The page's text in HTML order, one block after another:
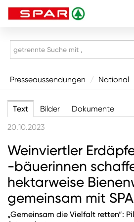
Presseaussendungen
Wirtschaft
Produkte
Mitarbeitende & Karriere
CSR/Soziales
Aus den Regionen
Unternehmen
Presseaussendungen / National
Text Bilder
Dokumente
20.10.2023
Weinviertler
-bäuerinnen
hektarweise
gemeinsam mit
„Gemeinsam die Vielfalt retten“: